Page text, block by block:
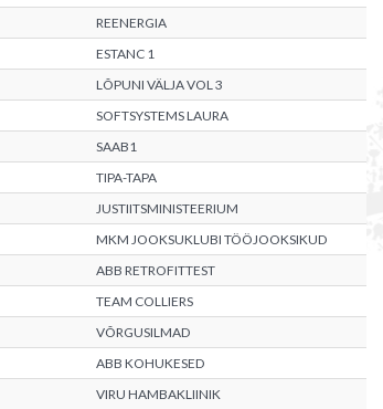
REENERGIA
ESTANC 1
LÕPUNI VÄLJA VOL 3
SOFTSYSTEMS LAURA
SAAB1
TIPA-TAPA
JUSTIITSMINISTEERIUM
MKM JOOKSUKLUBI TÖÖJOOKSIKUD
ABB RETROFITTEST
TEAM COLLIERS
VÕRGUSILMAD
ABB KOHUKESED
VIRU HAMBAKLIINIK